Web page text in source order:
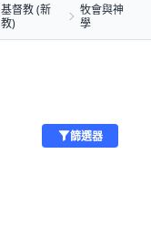
基督教 (新
教)
牧會與神
學
篩選器